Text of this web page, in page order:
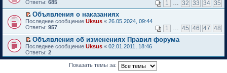
о
ч
и
т
а
н
н
о
м
о
м
у
н
е
р
о
ч
и
и
к
п
е
р
в
о
м
у
н
е
й
т
и
к
п
е
р
в
Ответы: 685 1 32 33 34 35
П
е
е
й
т
и
Объявления о наказаниях
Последнее сообщение Uksus « 26.05.2024, 09:44
Ответы: 957 1 45 46 47 48
П
е
р
Объявления об изменениях Правил форума
Последнее сообщение Uksus « 02.01.2011, 18:46
Ответы: 2
Показать темы за: